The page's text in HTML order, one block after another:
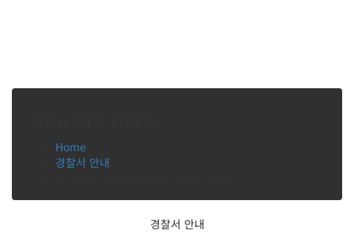
Home
경찰서 안내
경찰서 안내